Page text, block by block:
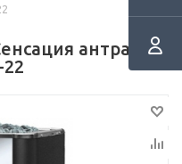
антрацит